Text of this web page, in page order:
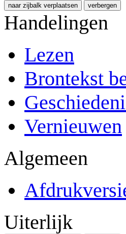
naar zijbalk verplaatsen verbergen
Handelingen
Lezen
Brontekst
Vernieuwen
Algemeen
Uiterlijk